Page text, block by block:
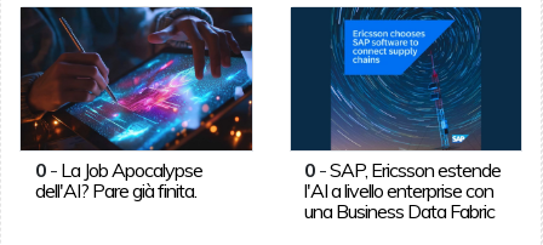
0- La Job Apocalypse
dell'AI? Pare già finita.
0 -SAP, Ericsson estende
l'AI a livello enterprise con
una Business Data Fabric